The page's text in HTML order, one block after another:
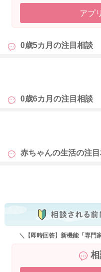
また、日中の活動量や運動
て寝てくれるようになる場
出かけやお散歩に出かけた
いいかと思いますよ。お子
復してしまい、夜うまく寝
回なさっているということ
われます。お昼寝の回数を
降になるようであれば、途
ただくと次第に寝つきが良
アプ
0歳5カ月の注目相談
も
0歳6カ月の注目相談
も
赤ちゃんの生活の注
も
＼【即時回答】新機能「専門